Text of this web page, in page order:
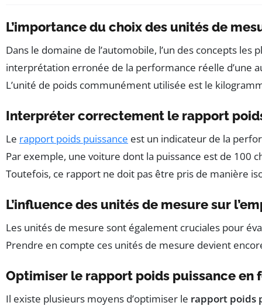
L’importance du choix des unités de
Dans le domaine de l’automobile, l’un des concepts
interprétation erronée de la performance réelle d’une
L’unité de poids communément utilisée est le
Interpréter correctement le rapport
Le rapport poids puissance est un indicateur de la
Par exemple, une voiture dont la puissance est de 100
Toutefois, ce rapport ne doit pas être pris de manière
L’influence des unités de mesure sur
Les unités de mesure sont également cruciales pour
Prendre en compte ces unités de mesure devient
Optimiser le rapport poids puissance en
Il existe plusieurs moyens d’optimiser le rapport poids